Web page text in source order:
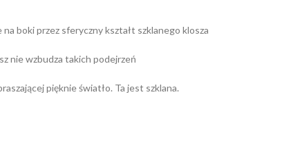
boki przez sferyczny kształt szklanego klosza
nie wzbudza takich podejrzeń
pięknie światło. Ta jest szklana.